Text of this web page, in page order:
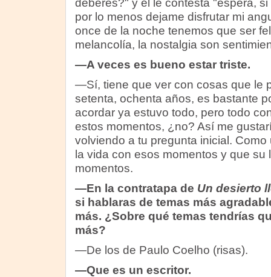
deberes?" y él le contesta "esperá,
por lo menos dejame disfrutar mi
once de la noche tenemos que ser
melancolía, la nostalgia son
—A veces es bueno estar triste.
—Sí, tiene que ver con cosas que le
setenta, ochenta años, es bastante
acordar ya estuvo todo, pero todo
estos momentos, ¿no? Así me
volviendo a tu pregunta inicial.
la vida con esos momentos y que su
momentos.
—En la contratapa de Un desierto
si hablaras de temas más
más. ¿Sobre qué temas tendrías
más?
—De los de Paulo Coelho (risas).
—Que es un escritor.